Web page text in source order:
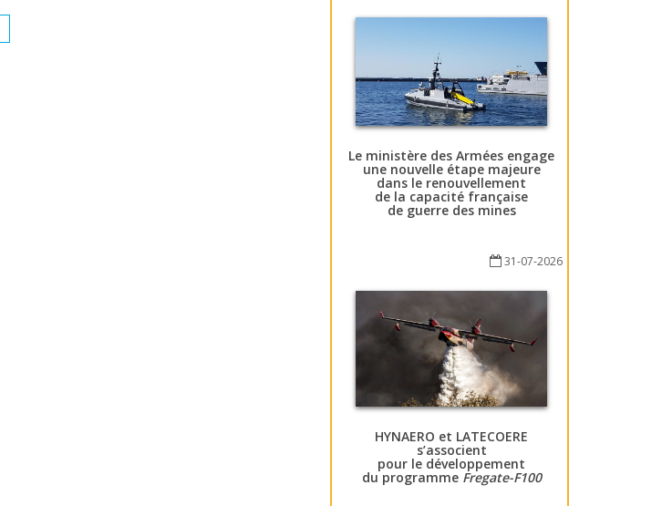
Le ministère des Armées engage
une nouvelle étape majeure
dans le renouvellement
de la capacité française
de guerre des mines
31-07-2026
HYNAERO et LATECOERE
s’associent
pour le développement
du programme Fregate-F100